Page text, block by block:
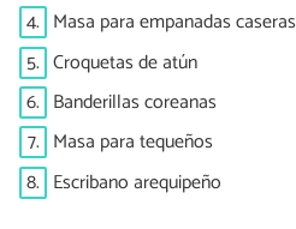
4. Masa para empanadas caseras
5. Croquetas de atún
6. Banderillas coreanas
7. Masa para tequeños
8. Escribano arequipeño